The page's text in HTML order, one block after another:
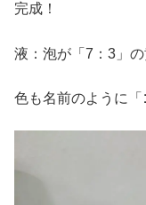
完成！
液：泡が「7：3」の
色も名前のように「